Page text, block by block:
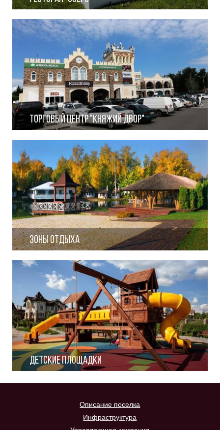
Избранное
Торговый центр "Княжий двор"
Зоны отдыха
Детские площадки
Описание поселка
Инфраструктура